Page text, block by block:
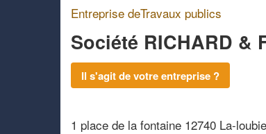
Entreprise deTravaux publics
Société RICHARD &
Il s'agit de votre entreprise ?
1 place de la fontaine 12740 La-